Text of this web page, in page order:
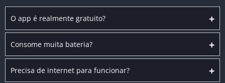
+
O app é realmente gratuito?
+
Consome muita bateria?
+
Precisa de internet para funcionar?